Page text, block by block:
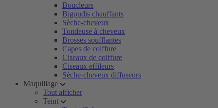
Boucleurs
Bigoudis chauffants
Sèche-cheveux
Tondeuse à cheveux
Brosses soufflantes
Capes de coiffure
Ciseaux de coiffure
Ciseaux effileurs
Sèche-cheveux diffuseurs
Maquillage
Tout afficher
Teint